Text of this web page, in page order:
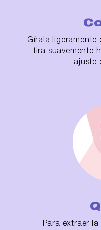
Gírala
tira suavemente
ajuste
Para extraer